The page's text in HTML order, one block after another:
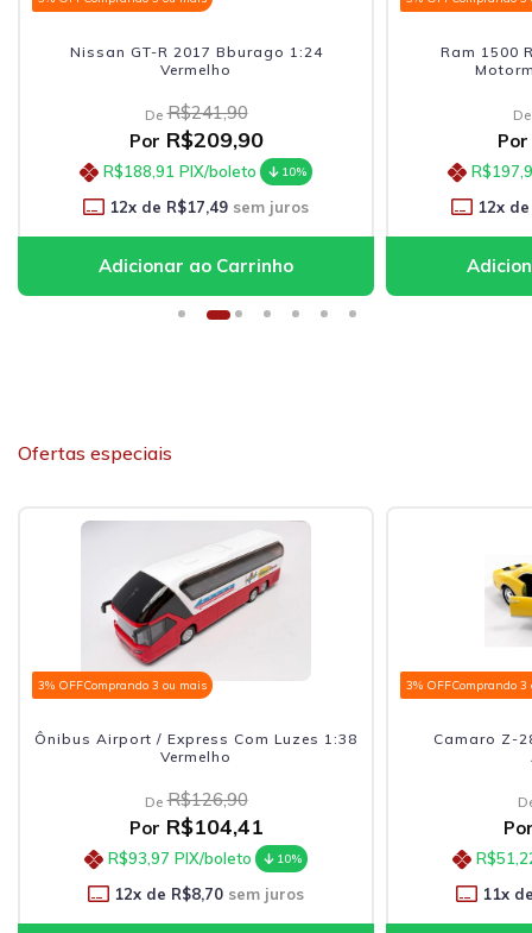
Nissan GT-R 2017 Bburago 1:24
Vermelho
De R$241,90
Por R$209,90
R$188,91 PIX/boleto 10%
12x de R$17,49 sem juros
Ram 1500
De
Por
12x de
Ofertas especiais
1:38
3% OFFComprando 3 ou mais
Camaro Z-28 1967 Kinsmart 1:37
Por
R$51,22 PIX/boleto
11x de R$5,17
3%